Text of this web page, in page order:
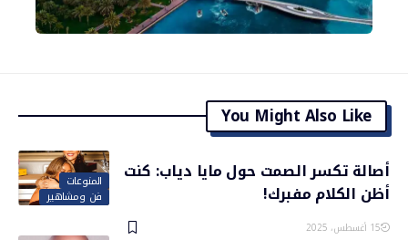
You Might Also Like
المنوعات
فن ومشاهير
أصالة تكسر الصمت حول مايا دياب: كنت
أظن الكلام مفبرك!
15 أغسطس، 2025